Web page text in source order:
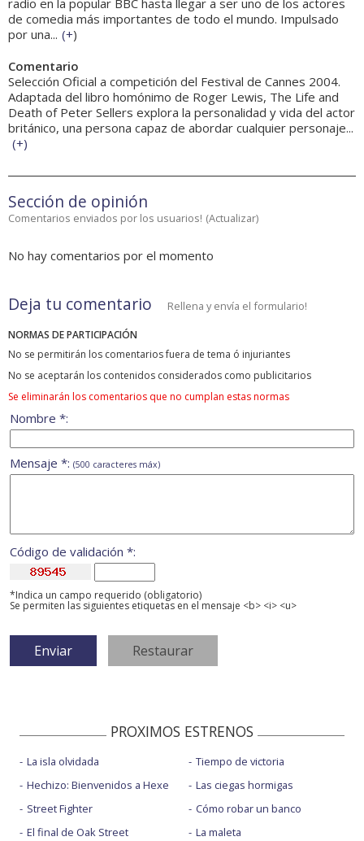
radio en la popular BBC hasta llegar a ser uno de los actores
de comedia más importantes de todo el mundo. Impulsado
por una... (+)
Comentario
Selección Oficial a competición del Festival de Cannes 2004.
Adaptada del libro homónimo de Roger Lewis, The Life and
Death of Peter Sellers explora la personalidad y vida del actor
británico, una persona capaz de abordar cualquier personaje...
(+)
Sección de opinión
Comentarios enviados por los usuarios! (Actualizar)
No hay comentarios por el momento
Deja tu comentario Rellena y envía el formulario!
NORMAS DE PARTICIPACIÓN
No se permitirán los comentarios fuera de tema ó injuriantes
No se aceptarán los contenidos considerados como publicitarios
Se eliminarán los comentarios que no cumplan estas normas
Nombre *:
Mensaje *: (500 caracteres máx)
Código de validación *:
*Indica un campo requerido (obligatorio)
Se permiten las siguientes etiquetas en el mensaje <b> <i> <u>
PROXIMOS ESTRENOS
La isla olvidada
Hechizo: Bienvenidos a Hexe
Street Fighter
El final de Oak Street
Tiempo de victoria
Las ciegas hormigas
Cómo robar un banco
La maleta